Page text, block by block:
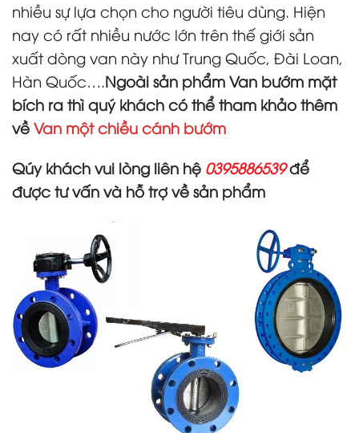
nhiều sự lựa chọn cho người tiêu dùng. Hiện
nay có rất nhiều nước lớn trên thế giới sản
xuất dòng van này như Trung Quốc, Đài Loan,
Hàn Quốc….Ngoài sản phẩm Van bướm mặt
bích ra thì quý khách có thể tham khảo thêm
về Van một chiều cánh bướm
Qúy khách vui lòng liên hệ 0395886539để
được tư vấn và hỗ trợ về sản phẩm